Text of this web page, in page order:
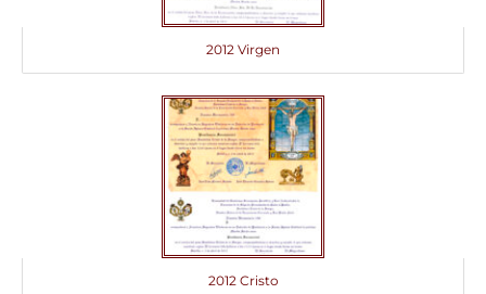
2012 Virgen
2012 Cristo